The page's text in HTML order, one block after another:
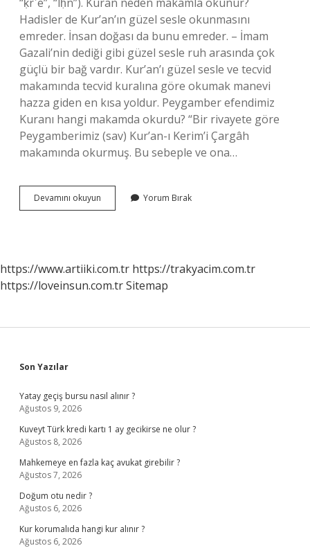
Hadisler de Kur’an’ın güzel sesle okunmasını
emreder. İnsan doğası da bunu emreder. – İmam
Gazali’nin dediği gibi güzel sesle ruh arasında çok
güçlü bir bağ vardır. Kur’an’ı güzel sesle ve tecvid
makamında tecvid kuralına göre okumak manevi
hazza giden en kısa yoldur. Peygamber efendimiz
Kuranı hangi makamda okurdu? “Bir rivayete göre
Peygamberimiz (sav) Kur’an-ı Kerim’i Çargâh
makamında okurmuş. Bu sebeple ve ona…
Devamını okuyun Makamlı
Kuran
Yorum Bırak
https://www.artiiki.com.tr https://trakyacim.com.tr
https://loveinsun.com.trSitemap
Sidebar
Son Yazılar
Yatay geçiş bursu nasıl alınır ?
Ağustos 9, 2026
Kuveyt Türk kredi kartı 1 ay gecikirse ne olur ?
Ağustos 8, 2026
Mahkemeye en fazla kaç avukat girebilir ?
Ağustos 7, 2026
Doğum otu nedir ?
Ağustos 6, 2026
Kur korumalıda hangi kur alınır ?
Ağustos 6, 2026